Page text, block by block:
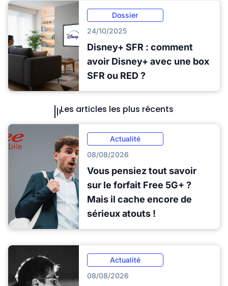
Dossier
24/10/2025
Disney+ SFR : comment
avoir Disney+ avec une box
SFR ou RED ?
Les articles les plus récents
Actualité
08/08/2026
Vous pensiez tout savoir
sur le forfait Free 5G+ ?
Mais il cache encore de
sérieux atouts !
Actualité
08/08/2026